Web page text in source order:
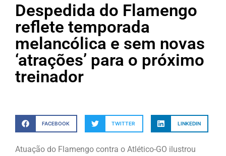
Despedida do Flamengo
reflete temporada
melancólica e sem novas
‘atrações’ para o próximo
treinador
FACEBOOK TWITTER LINKEDIN
Atuação do Flamengo contra o Atlético-GO ilustrou